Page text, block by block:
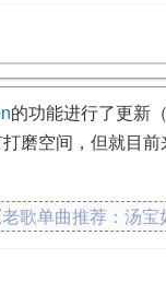
的功能进行了更新
磨空间，但就目
老歌单曲推荐：汤宝